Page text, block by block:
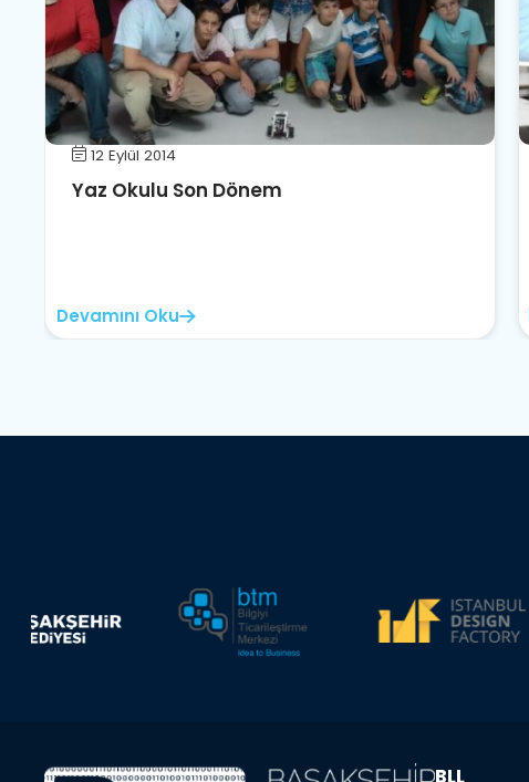
12 Eylül 2014
Yaz Okulu Son Dönem
Devamını Oku